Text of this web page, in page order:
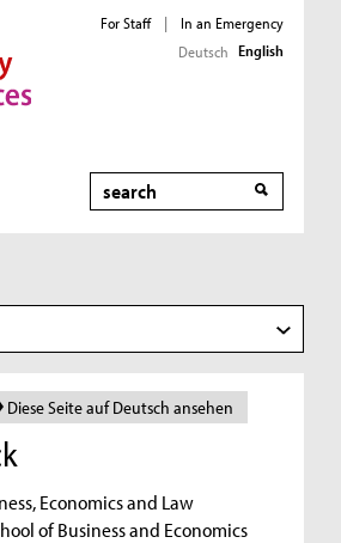
For Staff |
In an Emergency
Deutsch English
Search
Diese Seite auf Deutsch ansehen
Economics and Law
of Business and Economics